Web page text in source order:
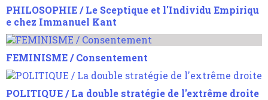
PHILOSOPHIE / Le Sceptique et l'Individu Empiriqu
e chez Immanuel Kant
FEMINISME / Consentement
POLITIQUE / La double stratégie de l'extrême droite